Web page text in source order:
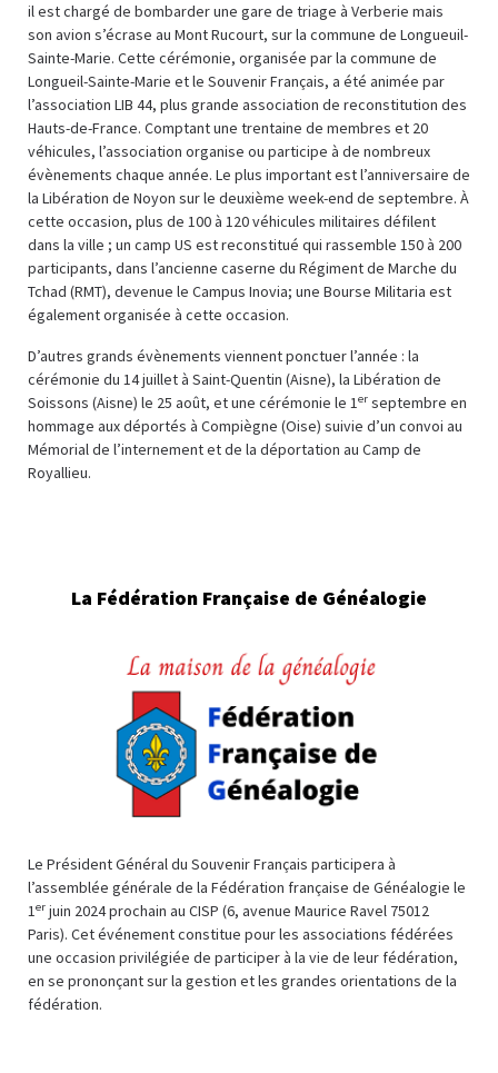
il est chargé de bombarder une gare de triage à Verberie mais
son avion s’écrase au Mont Rucourt, sur la commune de Longueuil-
Sainte-Marie. Cette cérémonie, organisée par la commune de
Longueil-Sainte-Marie et le Souvenir Français, a été animée par
l’association LIB 44, plus grande association de reconstitution des
Hauts-de-France. Comptant une trentaine de membres et 20
véhicules, l’association organise ou participe à de nombreux
évènements chaque année. Le plus important est l’anniversaire de
la Libération de Noyon sur le deuxième week-end de septembre. À
cette occasion, plus de 100 à 120 véhicules militaires défilent
dans la ville ; un camp US est reconstitué qui rassemble 150 à 200
participants, dans l’ancienne caserne du Régiment de Marche du
Tchad (RMT), devenue le Campus Inovia; une Bourse Militaria est
également organisée à cette occasion.
D’autres grands évènements viennent ponctuer l’année : la
cérémonie du 14 juillet à Saint-Quentin (Aisne), la Libération de
Soissons (Aisne) le 25 août, et une cérémonie le 1er septembre en
hommage aux déportés à Compiègne (Oise) suivie d’un convoi au
Mémorial de l’internement et de la déportation au Camp de
Royallieu.
La Fédération Française de Généalogie
Le Président Général du Souvenir Français participera à
l’assemblée générale de la Fédération française de Généalogie le
1er juin 2024 prochain au CISP (6, avenue Maurice Ravel 75012
Paris). Cet événement constitue pour les associations fédérées
une occasion privilégiée de participer à la vie de leur fédération,
en se prononçant sur la gestion et les grandes orientations de la
fédération.